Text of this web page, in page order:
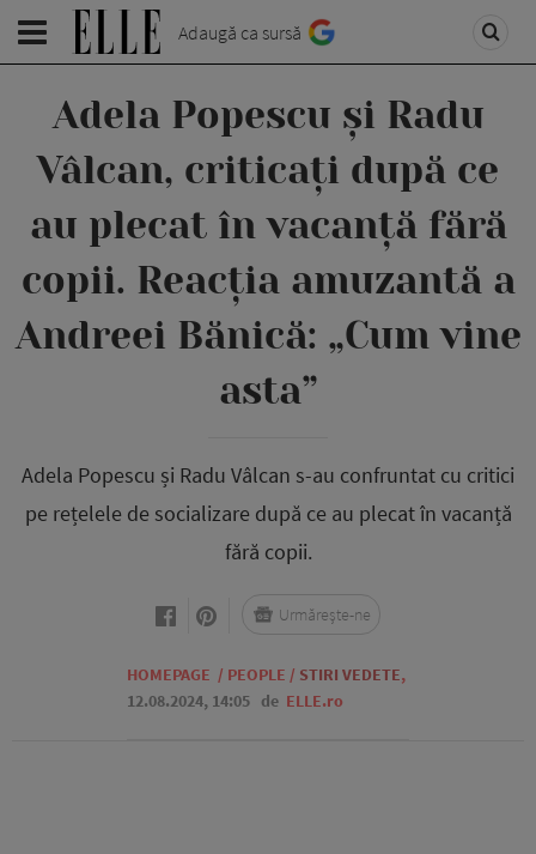
Adaugă ca sursă
Adela Popescu și Radu
Vâlcan, criticați după ce
au plecat în vacanță fără
copii. Reacția amuzantă a
Andreei Bănică: „Cum vine
asta”
Adela Popescu și Radu Vâlcan s-au confruntat cu critici
pe rețelele de socializare după ce au plecat în vacanță
fără copii.
HOMEPAGE / PEOPLE / STIRI VEDETE,
12.08.2024, 14:05 de ELLE.ro
Urmărește-ne